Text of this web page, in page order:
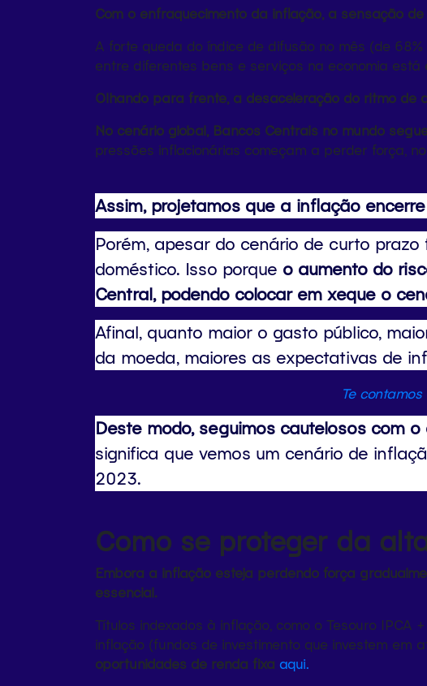
Com o enfraquecimento da inflação, a sensação
A forte queda do índice de difusão no mês (de
entre diferentes bens e serviços na economia
Olhando para frente, a desaceleração do ritmo de
No cenário global, Bancos Centrais no mundo
pressões inflacionárias começam a perder força,
Assim, projetamos que a inflação
Porém, apesar do cenário de curto
doméstico. Isso porque o aumento do
Central, podendo colocar em xeque o
Afinal, quanto maior o gasto público,
da moeda, maiores as expectativas de
Te
Deste modo, seguimos cautelosos com
significa que vemos um cenário de
2023.
Como se proteger da
Embora a inflação esteja perdendo força
essencial.
Títulos indexados à inflação, como o Tesouro
inflação (fundos de investimento que investem em
oportunidades de renda fixa aqui.